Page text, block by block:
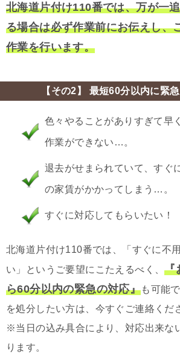
北海道片付け110番では、万が一
る場合は必ず作業前にお伝えし、
作業を行います。
【その2】 最短60分以内に緊
色々やることがありすぎて早
作業ができない…。
退去がせまられていて、すぐ
の家賃がかかってしまう…。
すぐに対応してもらいたい！
北海道片付け110番では、「すぐに不
い」というご要望にこたえるべく、『
ら60分以内の緊急の対応』も可能
を処分したい方は、今すぐご連絡くだ
※当日の込み具合により、対応出来な
ります。